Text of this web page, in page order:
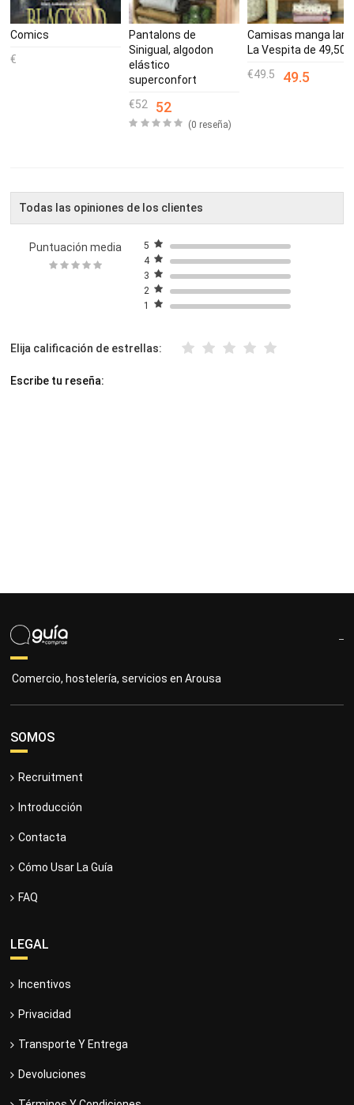
Comics
Pantalons de
Sinigual, algodon
elástico
superconfort
52
52
(0 reseña)
Camisas manga
La Vespita de 49,50€
49.5
49.5
Todas las opiniones de los clientes
Puntuación media
5
4
3
2
1
Elija calificación de estrellas:
Escribe tu reseña:
Comercio, hostelería, servicios en Arousa
SOMOS
Recruitment
Introducción
Contacta
Cómo Usar La Guía
FAQ
LEGAL
Incentivos
Privacidad
Transporte Y Entrega
Devoluciones